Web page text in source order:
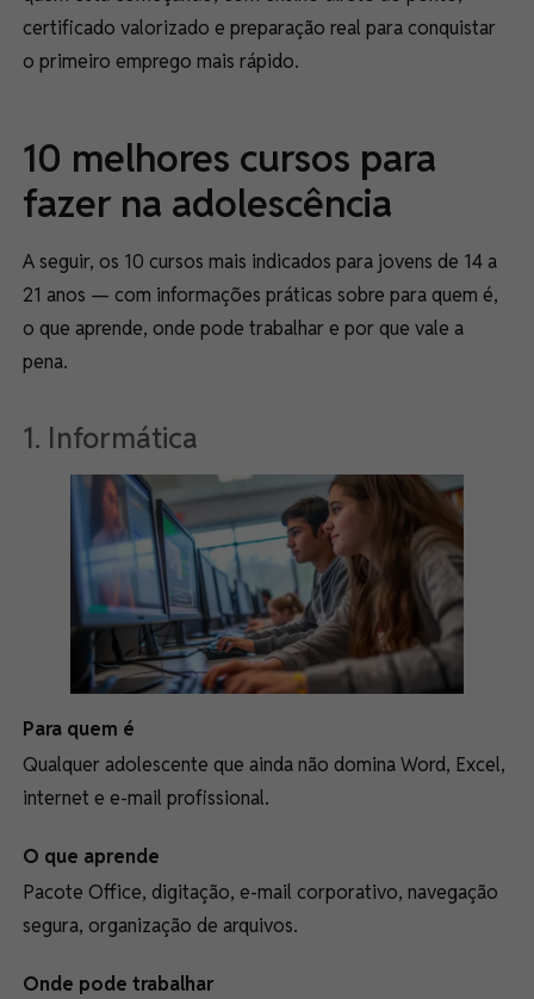
certificado valorizado e preparação real para conquistar
o primeiro emprego mais rápido.
10 melhores cursos para
fazer na adolescência
A seguir, os 10 cursos mais indicados para jovens de 14 a
21 anos — com informações práticas sobre para quem é,
o que aprende, onde pode trabalhar e por que vale a
pena.
1. Informática
Para quem é
Qualquer adolescente que ainda não domina Word, Excel,
internet e e-mail profissional.
O que aprende
Pacote Office, digitação, e-mail corporativo, navegação
segura, organização de arquivos.
Onde pode trabalhar